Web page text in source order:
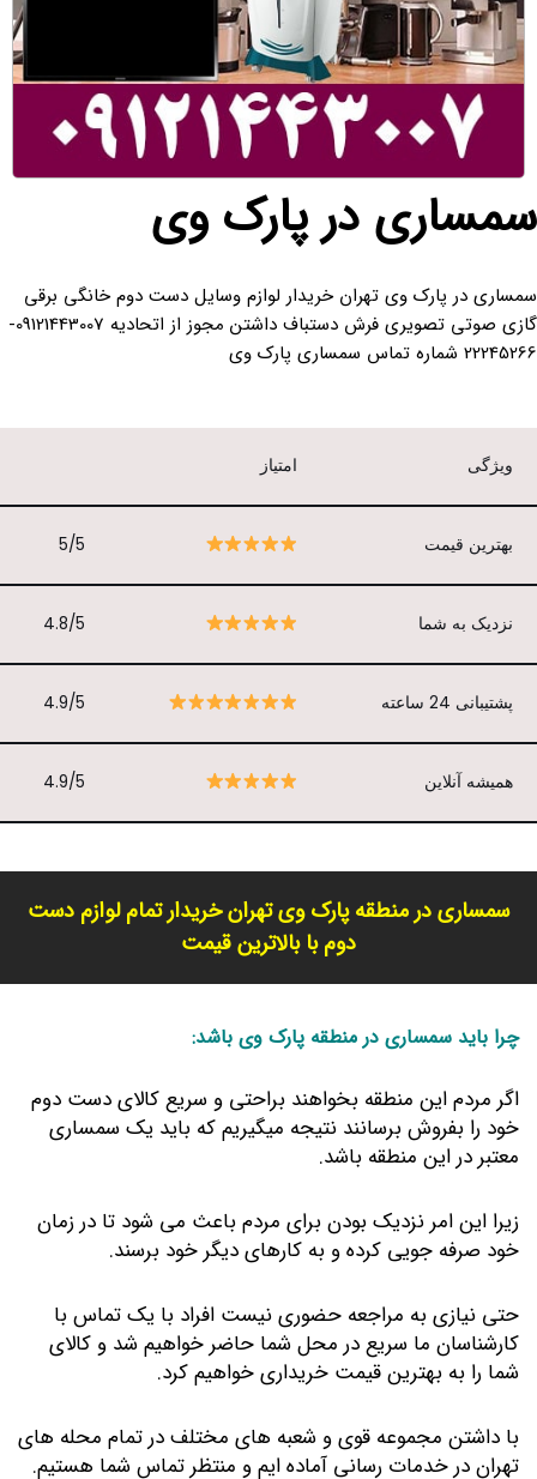
سمساری در پارک وی
سمساری در پارک وی تهران خریدار لوازم وسایل دست دوم خانگی برقی
گازی صوتی تصویری فرش دستباف داشتن مجوز از اتحادیه 09121443007-
22245266 شماره تماس سمساری پارک وی
ویژگی امتیاز
بهترین قیمت 5/5
نزدیک به شما 4.8/5
پشتیبانی 24 ساعته 4.9/5
همیشه آنلاین 4.9/5
سمساری در منطقه پارک وی تهران خریدار تمام لوازم دست
دوم با بالاترین قیمت
چرا باید سمساری در منطقه پارک وی باشد:
اگر مردم این منطقه بخواهند براحتی و سریع کالای دست دوم
خود را بفروش برسانند نتیجه میگیریم که باید یک سمساری
معتبر در این منطقه باشد.
زیرا این امر نزدیک بودن برای مردم باعث می شود تا در زمان
خود صرفه جویی کرده و به کارهای دیگر خود برسند.
حتی نیازی به مراجعه حضوری نیست افراد با یک تماس با
کارشناسان ما سریع در محل شما حاضر خواهیم شد و کالای
شما را به بهترین قیمت خریداری خواهیم کرد.
با داشتن مجموعه قوی و شعبه های مختلف در تمام محله های
تهران در خدمات رسانی آماده ایم و منتظر تماس شما هستیم.